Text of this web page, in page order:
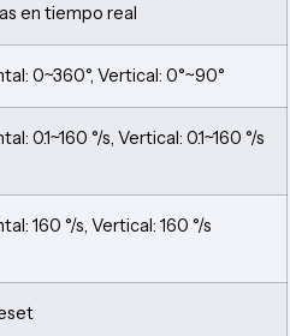
en tiempo real
0~360°, Vertical: 0°~90°
0.1~160 °/s, Vertical: 0.1~160 °/s
160 °/s, Vertical: 160 °/s